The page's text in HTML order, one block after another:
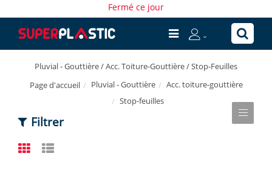
Fermé ce jour
Pluvial - Gouttière / Acc. Toiture-Gouttière / Stop-Feuilles
Page d'accueil
Pluvial - Gouttière
Acc. toiture-gouttière
Stop-feuilles
Filtrer